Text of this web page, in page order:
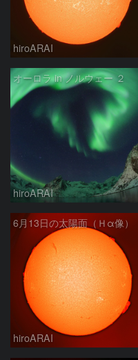
hiroARAI
オーロラ in ノルウェー ２
hiroARAI
6月13日の太陽面（Ｈα像）
hiroARAI